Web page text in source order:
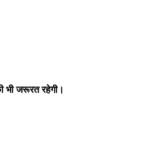
भी जरूरत रहेगी।